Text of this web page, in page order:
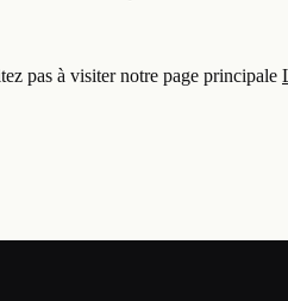
pas à visiter notre page principale